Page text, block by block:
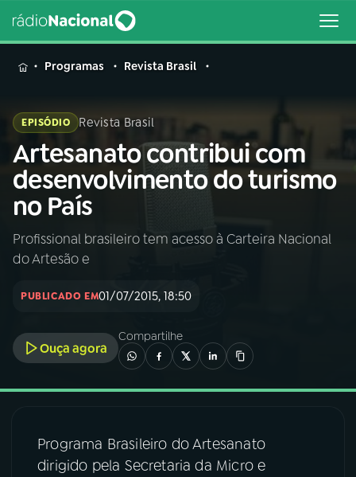
MENU
Buscar
na
Rádio
Nacional
Buscar
AO VIVO
INÍCIO
A RÁDIO
03PROGRAMAÇÃO
04PROGRAMAS
Programas Revista Brasil
EPISÓDIO Revista Brasil
Artesanato contribui com
desenvolvimento do turismo
no País
Profissional brasileiro tem acesso à Carteira Nacional
do Artesão e
PUBLICADO EM01/07/2015, 18:50
Ouça agora
Compartilhe
Programa Brasileiro do Artesanato
dirigido pela Secretaria da Micro e